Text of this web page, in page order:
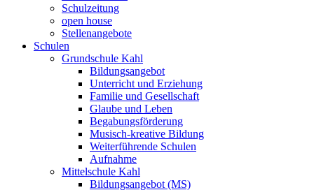
Schulzeitung
open house
Stellenangebote
Schulen
Grundschule Kahl
Bildungsangebot
Unterricht und Erziehung
Familie und Gesellschaft
Glaube und Leben
Begabungsförderung
Musisch-kreative Bildung
Weiterführende Schulen
Aufnahme
Mittelschule Kahl
Bildungsangebot (MS)